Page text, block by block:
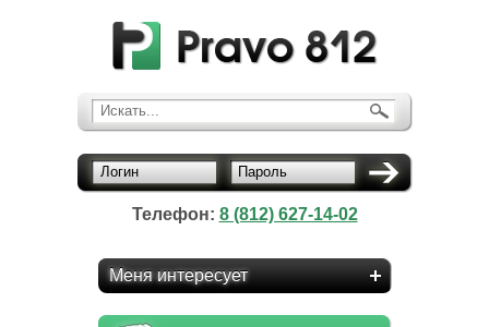
Искать...
Логин Пароль
Телефон: 8 (812) 627-14-02
Меня интересует